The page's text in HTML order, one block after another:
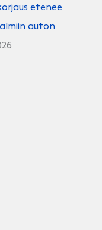
etenee
auton